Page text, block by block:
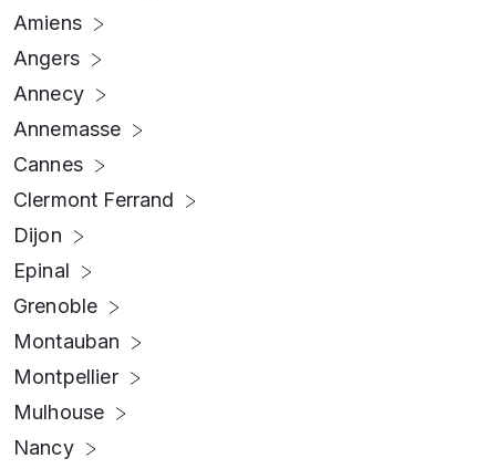
Amiens
Angers
Annecy
Annemasse
Cannes
Clermont Ferrand
Dijon
Epinal
Grenoble
Montauban
Montpellier
Mulhouse
Nancy